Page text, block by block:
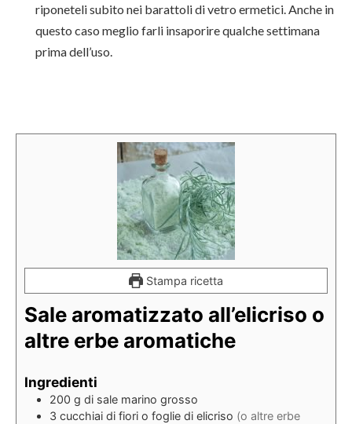
riponeteli subito nei barattoli di vetro ermetici. Anche in
questo caso meglio farli insaporire qualche settimana
prima dell’uso.
Stampa ricetta
Sale aromatizzato all’elicriso o
altre erbe aromatiche
Ingredienti
200 g di sale marino grosso
3 cucchiai di fiori o foglie di elicriso (o altre erbe